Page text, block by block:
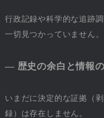
行政記録や科学的な追跡
一切見つかっていません。
― 歴史の余白と情報
いまだに決定的な証拠（
録）は存在しません。